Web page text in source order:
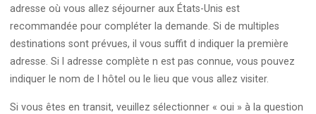
adresse où vous allez séjourner aux États-Unis est
recommandée pour compléter la demande. Si de multiples
destinations sont prévues, il vous suffit d indiquer la première
adresse. Si l adresse complète n est pas connue, vous pouvez
indiquer le nom de l hôtel ou le lieu que vous allez visiter.
Si vous êtes en transit, veuillez sélectionner « oui » à la question